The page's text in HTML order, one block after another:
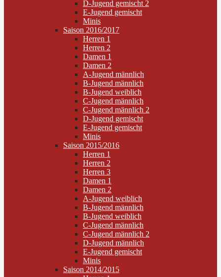
D-Jugend gemischt 2
E-Jugend gemischt
Minis
Saison 2016/2017
Herren 1
Herren 2
Damen 1
Damen 2
A-Jugend männlich
B-Jugend männlich
B-Jugend weiblich
C-Jugend männlich
C-Jugend männlich 2
D-Jugend gemischt
E-Jugend gemischt
Minis
Saison 2015/2016
Herren 1
Herren 2
Herren 3
Damen 1
Damen 2
A-Jugend weiblich
B-Jugend männlich
B-Jugend weiblich
C-Jugend männlich
C-Jugend männlich 2
D-Jugend männlich
E-Jugend gemischt
Minis
Saison 2014/2015